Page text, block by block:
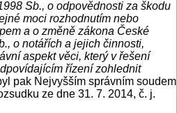
Sb., o odpovědnosti za škodu
moci rozhodnutím nebo
a o změně zákona České
o notářích a jejich činnosti,
aspekt věci, který v řešení
řízení zohlednit
pak Nejvyšším správním soudem
ze dne 31. 7. 2014, č. j.